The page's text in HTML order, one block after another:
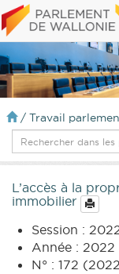
/ Travail
L’accès à la
immobilier
Session :
Année : 2022
N° : 172